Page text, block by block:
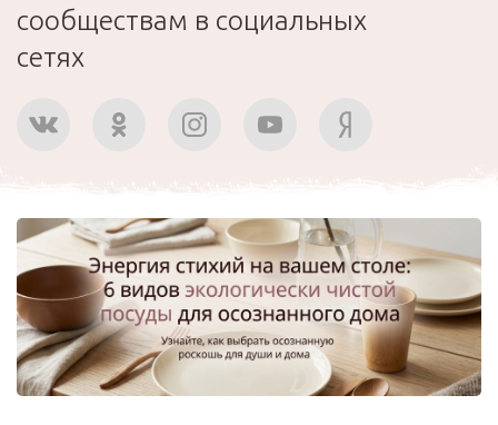
сообществам в социальных
сетях